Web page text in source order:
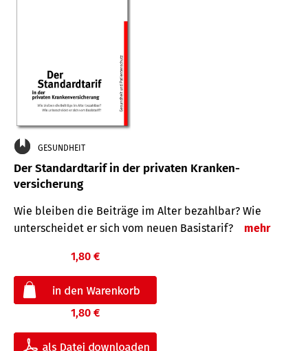
GESUNDHEIT
Der Standard­tarif in der privaten Kranken­
versicherung
Wie bleiben die Beiträge im Alter bezahlbar? Wie
unterscheidet er sich vom neuen Basistarif?
mehr
1,80 €
1,80 €